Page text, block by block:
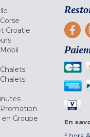
Croatie
en Groupe
En